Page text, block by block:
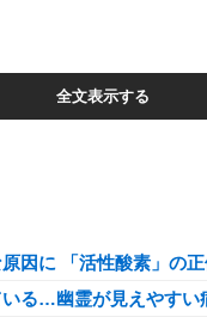
全文表示する
因に 「活性酸素」の
る…幽霊が見えやすい